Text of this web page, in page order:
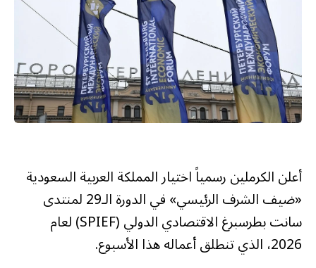
أعلن الكرملين رسمياً اختيار المملكة العربية السعودية
«ضيف الشرف الرئيسي» في الدورة الـ29 لمنتدى
سانت بطرسبرغ الاقتصادي الدولي (SPIEF) لعام
2026، الذي تنطلق أعماله هذا الأسبوع.